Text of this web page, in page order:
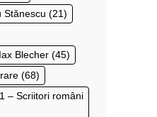
Stănescu (21)
Blecher (45)
(68)
– Scriitori români